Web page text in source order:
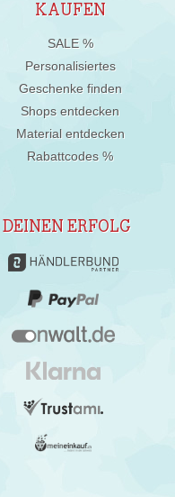
KAUFEN
SALE %
Personalisiertes
Geschenke finden
Shops entdecken
Material entdecken
Rabattcodes %
ERFOLG